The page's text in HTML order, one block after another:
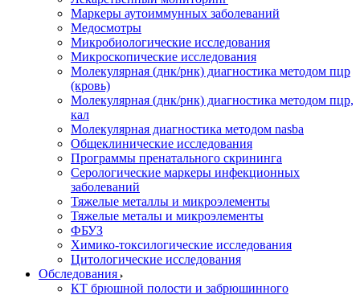
Маркеры аутоиммунных заболеваний
Медосмотры
Микробиологические исследования
Микроскопические исследования
Молекулярная (днк/рнк) диагностика методом пцр
(кровь)
Молекулярная (днк/рнк) диагностика методом пцр,
кал
Молекулярная диагностика методом nasba
Общеклинические исследования
Программы пренатального скрининга
Серологические маркеры инфекционных
заболеваний
Тяжелые металлы и микроэлементы
Тяжелые металы и микроэлементы
ФБУЗ
Химико-токсилогические исследования
Цитологические исследования
Обследования
КТ брюшной полости и забрюшинного